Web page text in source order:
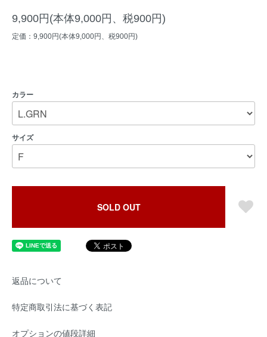
9,900円(本体9,000円、税900円)
定価：9,900円(本体9,000円、税900円)
カラー
サイズ
SOLD OUT
返品について
特定商取引法に基づく表記
オプションの値段詳細